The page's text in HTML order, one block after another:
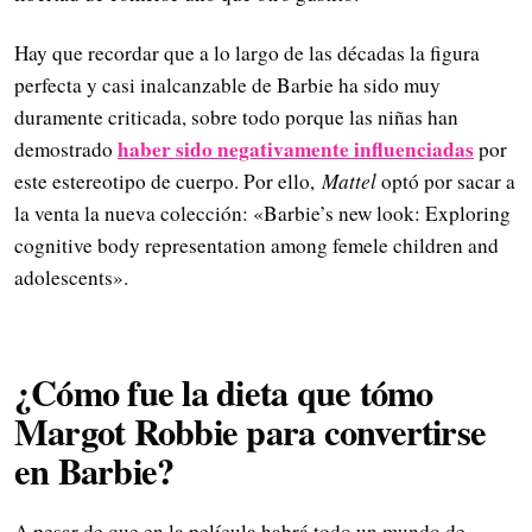
Hay que recordar que a lo largo de las décadas la figura
perfecta y casi inalcanzable de Barbie ha sido muy
duramente criticada, sobre todo porque las niñas han
demostrado haber sido negativamente influenciadaspor
este estereotipo de cuerpo. Por ello,Matteloptó por sacar a
la venta la nueva colección: «Barbie’s new look: Exploring
cognitive body representation among femele children and
adolescents».
¿Cómo fue la dieta que tómo
Margot Robbie para convertirse
en Barbie?